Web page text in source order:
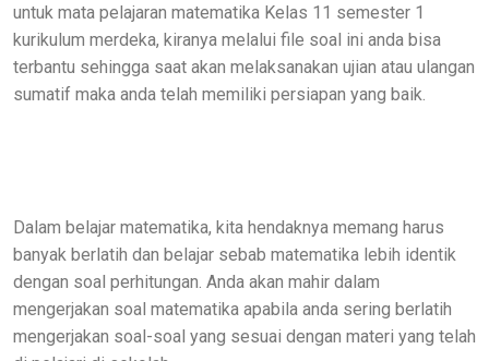
untuk mata pelajaran matematika Kelas 11 semester 1
kurikulum merdeka, kiranya melalui file soal ini anda bisa
terbantu sehingga saat akan melaksanakan ujian atau ulangan
sumatif maka anda telah memiliki persiapan yang baik.
Dalam belajar matematika, kita hendaknya memang harus
banyak berlatih dan belajar sebab matematika lebih identik
dengan soal perhitungan. Anda akan mahir dalam
mengerjakan soal matematika apabila anda sering berlatih
mengerjakan soal-soal yang sesuai dengan materi yang telah